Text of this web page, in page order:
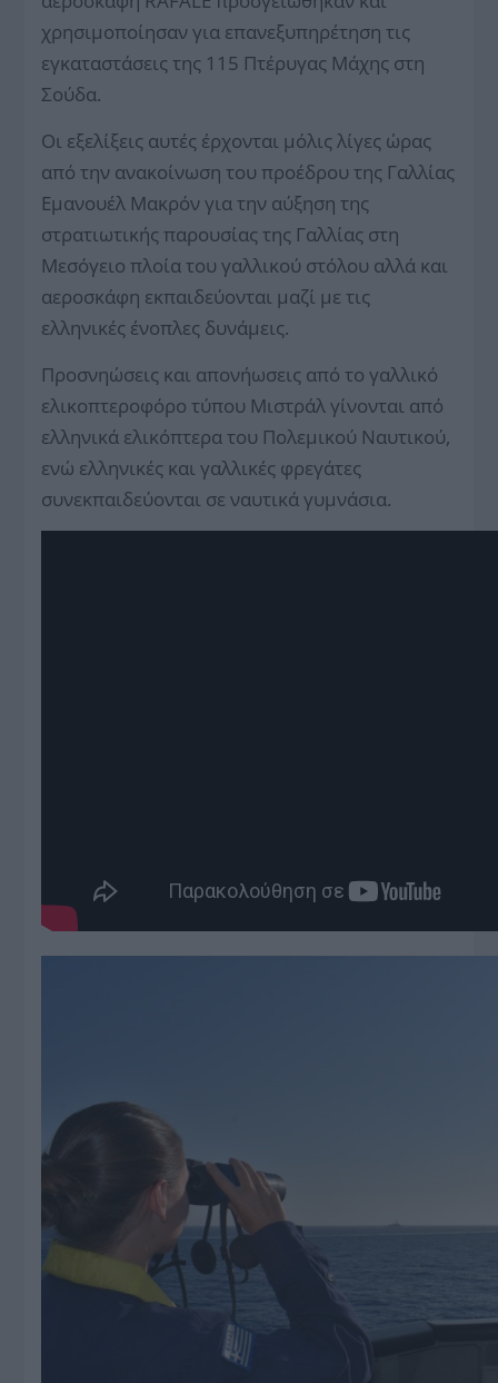
χρησιμοποίησαν για επανεξυπηρέτηση τις
εγκαταστάσεις της 115 Πτέρυγας Μάχης στη
Σούδα.
Οι εξελίξεις αυτές έρχονται μόλις λίγες ώρας
από την ανακοίνωση του προέδρου της Γαλλίας
Εμανουέλ Μακρόν για την αύξηση της
στρατιωτικής παρουσίας της Γαλλίας στη
Μεσόγειο πλοία του γαλλικού στόλου αλλά και
αεροσκάφη εκπαιδεύονται μαζί με τις
ελληνικές ένοπλες δυνάμεις.
Προσνηώσεις και απονήωσεις από το γαλλικό
ελικοπτεροφόρο τύπου Μιστράλ γίνονται από
ελληνικά ελικόπτερα του Πολεμικού Ναυτικού,
ενώ ελληνικές και γαλλικές φρεγάτες
συνεκπαιδεύονται σε ναυτικά γυμνάσια.